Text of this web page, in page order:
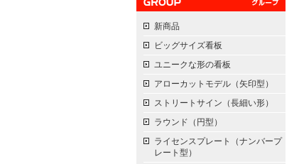
新商品
ビッグサイズ看板
ユニークな形の看板
アローカットモデル（矢印型）
ストリートサイン（長細い形）
ラウンド（円型）
ライセンスプレート（ナンバープ
レート型）